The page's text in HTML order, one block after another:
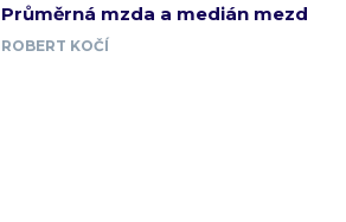
Průměrná mzda a medián mezd
ROBERT KOČÍ